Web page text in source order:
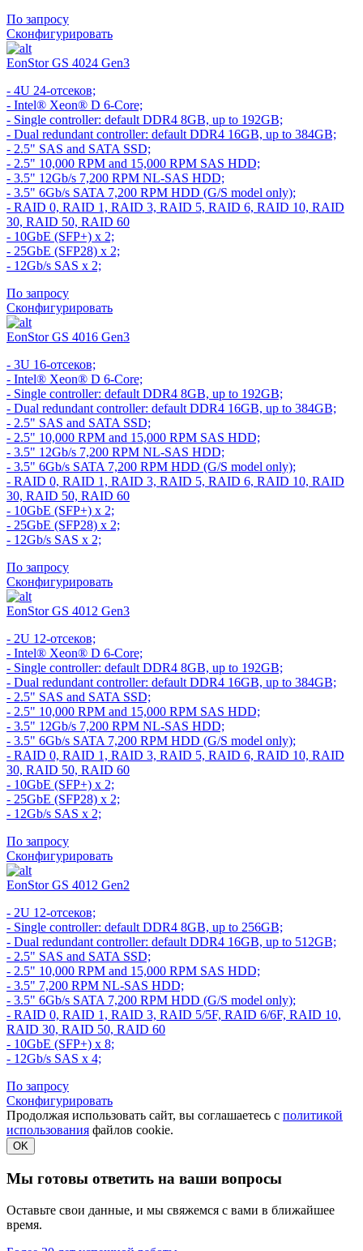
По запросу
Сконфигурировать
EonStor GS 4024 Gen3
- 4U 24-отсеков;
- Intel® Xeon® D 6-Core;
- Single controller: default DDR4 8GB, up to 192GB;
- Dual redundant controller: default DDR4 16GB, up to 384GB;
- 2.5" SAS and SATA SSD;
- 2.5" 10,000 RPM and 15,000 RPM SAS HDD;
- 3.5" 12Gb/s 7,200 RPM NL-SAS HDD;
- 3.5" 6Gb/s SATA 7,200 RPM HDD (G/S model only);
- RAID 0, RAID 1, RAID 3, RAID 5, RAID 6, RAID 10, RAID
30, RAID 50, RAID 60
- 10GbE (SFP+) x 2;
- 25GbE (SFP28) x 2;
- 12Gb/s SAS x 2;
По запросу
Сконфигурировать
EonStor GS 4016 Gen3
- 3U 16-отсеков;
- Intel® Xeon® D 6-Core;
- Single controller: default DDR4 8GB, up to 192GB;
- Dual redundant controller: default DDR4 16GB, up to 384GB;
- 2.5" SAS and SATA SSD;
- 2.5" 10,000 RPM and 15,000 RPM SAS HDD;
- 3.5" 12Gb/s 7,200 RPM NL-SAS HDD;
- 3.5" 6Gb/s SATA 7,200 RPM HDD (G/S model only);
- RAID 0, RAID 1, RAID 3, RAID 5, RAID 6, RAID 10, RAID
30, RAID 50, RAID 60
- 10GbE (SFP+) x 2;
- 25GbE (SFP28) x 2;
- 12Gb/s SAS x 2;
По запросу
Сконфигурировать
EonStor GS 4012 Gen3
- 2U 12-отсеков;
- Intel® Xeon® D 6-Core;
- Single controller: default DDR4 8GB, up to 192GB;
- Dual redundant controller: default DDR4 16GB, up to 384GB;
- 2.5" SAS and SATA SSD;
- 2.5" 10,000 RPM and 15,000 RPM SAS HDD;
- 3.5" 12Gb/s 7,200 RPM NL-SAS HDD;
- 3.5" 6Gb/s SATA 7,200 RPM HDD (G/S model only);
- RAID 0, RAID 1, RAID 3, RAID 5, RAID 6, RAID 10, RAID
30, RAID 50, RAID 60
- 10GbE (SFP+) x 2;
- 25GbE (SFP28) x 2;
- 12Gb/s SAS x 2;
По запросу
Сконфигурировать
EonStor GS 4012 Gen2
- 2U 12-отсеков;
- Single controller: default DDR4 8GB, up to 256GB;
- Dual redundant controller: default DDR4 16GB, up to 512GB;
- 2.5" SAS and SATA SSD;
- 2.5" 10,000 RPM and 15,000 RPM SAS HDD;
- 3.5" 7,200 RPM NL-SAS HDD;
- 3.5" 6Gb/s SATA 7,200 RPM HDD (G/S model only);
- RAID 0, RAID 1, RAID 3, RAID 5/5F, RAID 6/6F, RAID 10,
RAID 30, RAID 50, RAID 60
- 10GbE (SFP+) x 8;
- 12Gb/s SAS x 4;
По запросу
Сконфигурировать
Продолжая использовать сайт, вы соглашаетесь с политикой
использования файлов cookie.
OK
Мы готовы ответить на ваши вопросы
Оставьте свои данные, и мы свяжемся с вами в ближайшее
время.